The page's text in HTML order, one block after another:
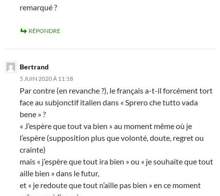
remarqué ?
RÉPONDRE
Bertrand
5 JUIN 2020 À 11:18
Par contre (en revanche ?), le français a-t-il forcément tort
face au subjonctif italien dans « Sprero che tutto vada
bene » ?
« J’espère que tout va bien » au moment même où je
l’espère (supposition plus que volonté, doute, regret ou
crainte)
mais « j’espère que tout ira bien » ou « je souhaite que tout
aille bien » dans le futur,
et « je redoute que tout n’aille pas bien » en ce moment